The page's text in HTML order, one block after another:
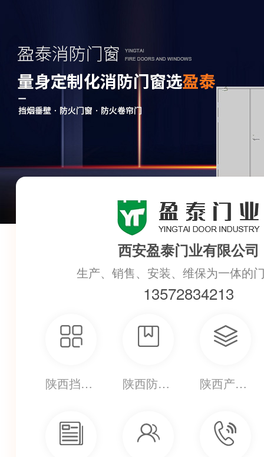
西安盈泰门业有限公司
生产、销售、安装、维保为一体的
13572834213
陕西挡烟垂壁 陕西防火卷帘 陕西产品中心